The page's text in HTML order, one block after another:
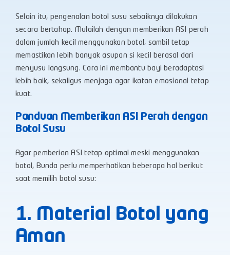
Selain itu, pengenalan botol susu sebaiknya dilakukan
secara bertahap. Mulailah dengan memberikan ASI perah
dalam jumlah kecil menggunakan botol, sambil tetap
memastikan lebih banyak asupan si kecil berasal dari
menyusu langsung. Cara ini membantu bayi beradaptasi
lebih baik, sekaligus menjaga agar ikatan emosional tetap
kuat.
Panduan Memberikan ASI Perah dengan
Botol Susu
Agar pemberian ASI tetap optimal meski menggunakan
botol, Bunda perlu memperhatikan beberapa hal berikut
saat memilih botol susu:
1. Material Botol yang
Aman